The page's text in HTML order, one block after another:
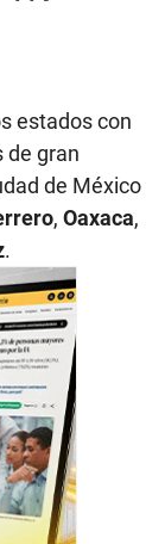
estados con
de gran
de México
, Oaxaca,
.